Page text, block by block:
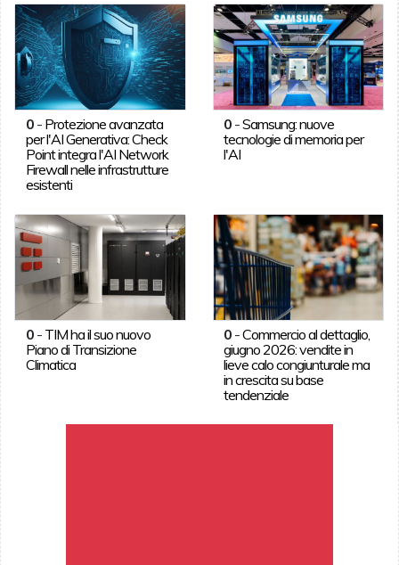
0- Protezione avanzata
per l'AI Generativa: Check
Point integra l'AI Network
Firewall nelle infrastrutture
esistenti
0 -Samsung: nuove
tecnologie di memoria per
l'AI
0- TIM ha il suo nuovo
Piano di Transizione
Climatica
0 -Commercio al dettaglio,
giugno 2026: vendite in
lieve calo congiunturale ma
in crescita su base
tendenziale